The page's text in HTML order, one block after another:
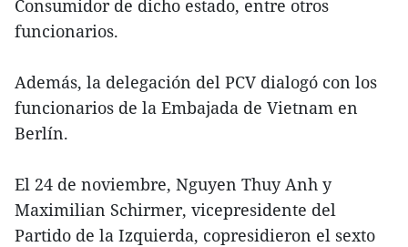
Consumidor de dicho estado, entre otros
funcionarios.
Además, la delegación del PCV dialogó con los
funcionarios de la Embajada de Vietnam en
Berlín.
El 24 de noviembre, Nguyen Thuy Anh y
Maximilian Schirmer, vicepresidente del
Partido de la Izquierda, copresidieron el sexto